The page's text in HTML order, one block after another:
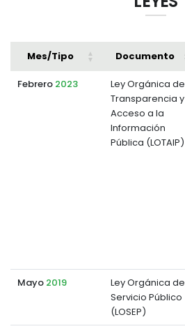
Mes/Tipo Documento
Febrero 2023
Ley Orgánica de
Transparencia y
Acceso a la
Información
Pública (LOTAIP)
Mayo 2019
Ley Orgánica de
Servicio Público
(LOSEP)